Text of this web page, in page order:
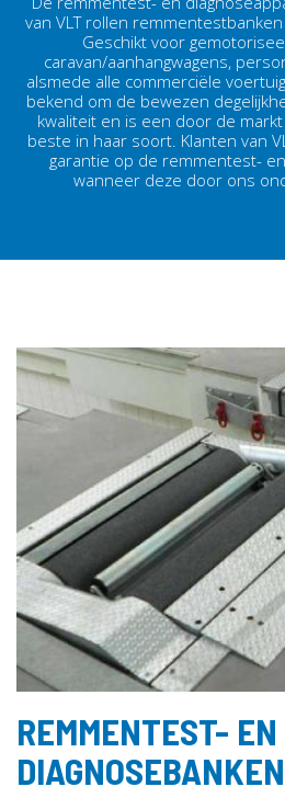
van VLT rollen
Geschikt voor
caravan/aanhangwagens,
alsmede alle commerciële
bekend om de bewezen
kwaliteit en is een door de
beste in haar soort. Klanten van
garantie op de remmentest-
wanneer deze door ons
REMMENTEST- EN
DIAGNOSEBANKEN